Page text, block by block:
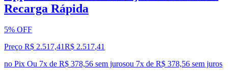
Recarga Rápida
5% OFF
Preço R$ 2.517,41R$ 2.517,41
no Pix Ou 7x de R$ 378,56 sem jurosou 7x de R$ 378,56 sem juros